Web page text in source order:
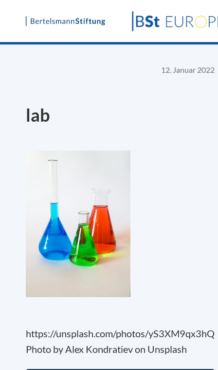
Skip
12. Januar 2022
lab
https://unsplash.com/photos/yS3XM9qx3hQ
Photo by Alex Kondratiev on Unsplash